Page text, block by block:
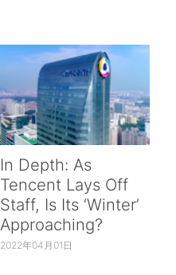
In Depth: As
Tencent Lays Off
Staff, Is Its ‘Winter’
Approaching?
2022年04月01日